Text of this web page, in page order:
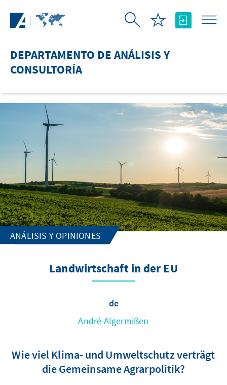
DEPARTAMENTO DE ANÁLISIS Y
CONSULTORÍA
ANÁLISIS Y OPINIONES
Landwirtschaft in der EU
de
André Algermißen
Wie viel Klima- und Umweltschutz verträgt
die Gemeinsame Agrarpolitik?